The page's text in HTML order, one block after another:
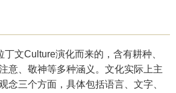
文Culture演化而来的，含有耕种、
意、敬神等多种涵义。文化实际上主
念三个方面，具体包括语言、文字、